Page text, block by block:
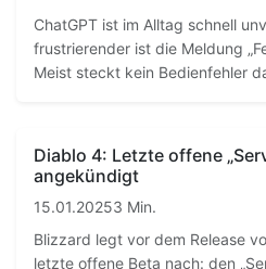
ChatGPT ist im Alltag schnell
frustrierender ist die Meldung
Meist steckt kein Bedienfehler
Diablo 4: Letzte offene
angekündigt
15.01.20253 Min.
Blizzard legt vor dem Release
letzte offene Beta nach: den